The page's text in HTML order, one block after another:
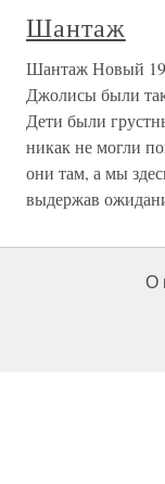
Шантаж
Шантаж Новый
Джолисы были
Дети были
никак не могли
они там, а мы
выдержав
О